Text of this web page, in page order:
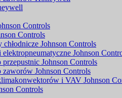
Controls
Controls
Johnson Controls
Johnson
przepustnic Johnson Controls
zaworów Johnson Controls
i VAV Johnson
Controls